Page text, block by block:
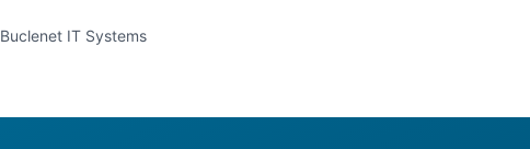
Buclenet IT Systems